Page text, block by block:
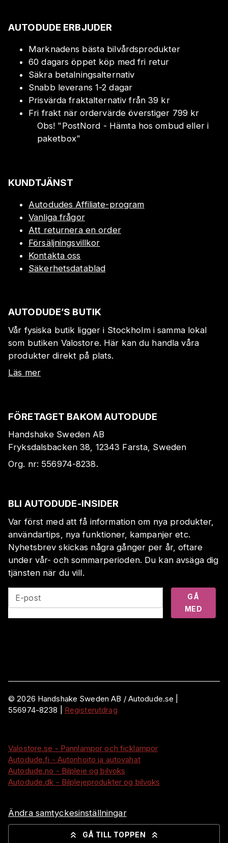
AUTODUDE ERBJUDER
Marknadens bästa bilvårdsprodukter
60 dagars öppet köp med fri retur
Säkra betalningsalternativ
Snabb leverans 1-2 dagar
Prisvärda fraktalternativ från 39 kr
Fri frakt när ordervärde överstiger 799 kr
Obs! "PostNord - Hämta hos ombud eller i
paketbox"
KUNDTJÄNST
Autodudes Affiliate-program
Vanliga frågor
Att returnera en order
Försäljningsvillkor
Kontakta oss
Säkerhetsdatablad
AUTODUDE’S BUTIK
Vår fysiska butik ligger i Stockholm i samma lokal
som butiken Valostore. Här kan du handla våra
produkter direkt på plats.
Läs mer
FÖRETAGET BAKOM AUTODUDE
Handshake Sweden AB
Fryksdalsbacken 38, 12343 Farsta, Sweden
Org. nr: 556974-8238.
BLI AUTODUDE-INSIDER
Var först med att få information om nya produkter,
användartips, nya funktioner, kampanjer etc.
Nyhetsbrev skickas några gånger per år, oftare
under vår- och sommarperioden. Du kan avsäga dig
tjänsten när du vill.
E-post
GÅ
MED
©2026 Handshake Sweden AB / Autodude.se |
556974-8238
Registerutdrag
Valostore.se - Pannlampor och ficklampor
Autodude.fi - Autonhoito ja autovahat
Autodude.no - Bilpleie og bilvoks
Autodude.dk - Bilplejeprodukter og bilvoks
Ändra samtyckesinställningar
GÅ TILL TOPPEN